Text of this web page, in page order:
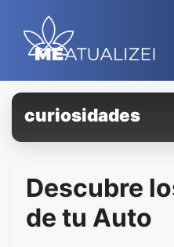
contenido
curiosidades
Descubre
de tu Auto